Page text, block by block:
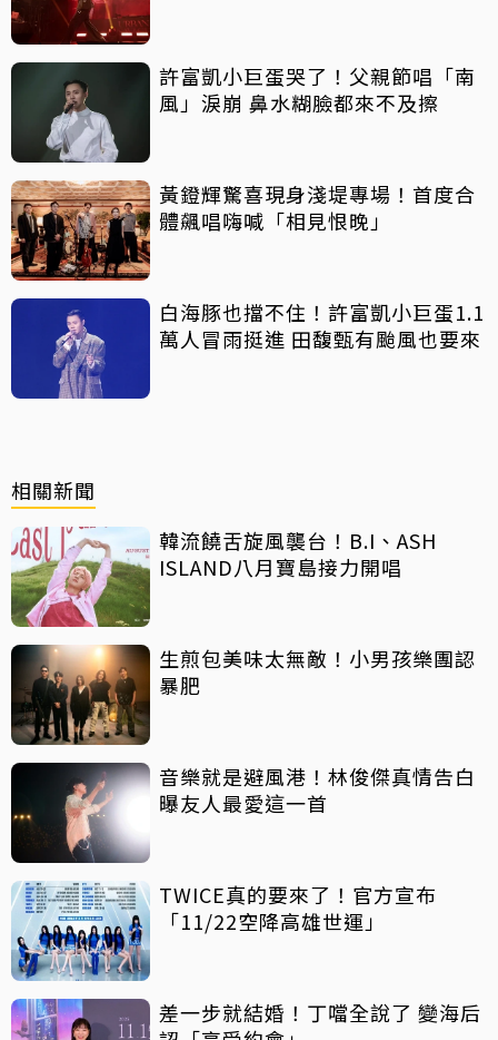
許富凱小巨蛋哭了！父親節唱「南
風」淚崩 鼻水糊臉都來不及擦
黃鐙輝驚喜現身淺堤專場！首度合
體飆唱嗨喊「相見恨晚」
白海豚也擋不住！許富凱小巨蛋1.1
萬人冒雨挺進 田馥甄有颱風也要來
相關新聞
韓流饒舌旋風襲台！B.I、ASH
ISLAND八月寶島接力開唱
生煎包美味太無敵！小男孩樂團認
暴肥
音樂就是避風港！林俊傑真情告白
曝友人最愛這一首
TWICE真的要來了！官方宣布
「11/22空降高雄世運」
差一步就結婚！丁噹全說了 變海后